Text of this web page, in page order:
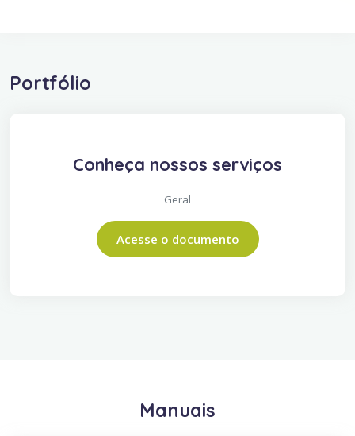
Portfólio
Conheça nossos serviços
Geral
Acesse o documento
Manuais